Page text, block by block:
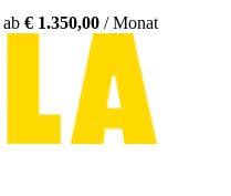
ab € 1.350,00 / Monat